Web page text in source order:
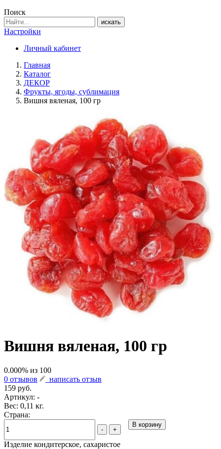
Поиск
искать
Настройки
Личный кабинет
Главная
Каталог
ДЕКОР
Фрукты, ягоды, сублимация
Вишня вяленая, 100 гр
Вишня вяленая, 100 гр
0.000% из 100
0 отзывов
написать отзыв
159 руб.
Артикул: -
Вес: 0,11 кг.
Страна:
- +
В корзину
Изделие кондитерское, сахаристое